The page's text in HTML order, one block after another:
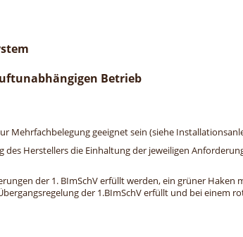
Betrieb
Mehrfachbelegung geeignet sein (siehe
Herstellers die Einhaltung der jeweiligen
der 1. BImSchV erfüllt werden, ein grüner Haken
der 1.BImSchV erfüllt und bei einem